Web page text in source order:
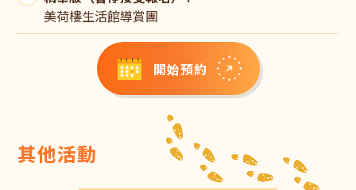
美荷樓生活館導賞團
開始預約
其他活動